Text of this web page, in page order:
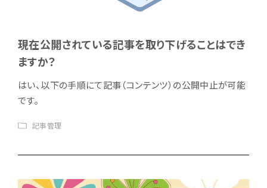
現在公開されている記事を取り下げることはでき
ますか？
はい、以下の手順にて記事（コンテンツ）の公開中止が可能
です。
記事管理